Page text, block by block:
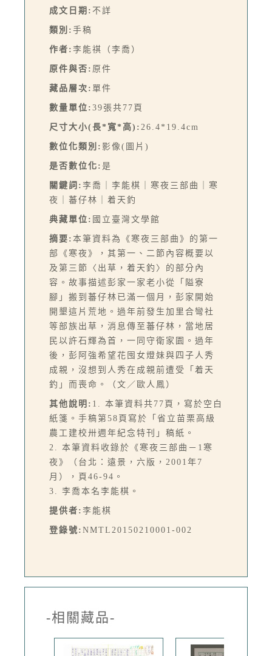
成文日期: 不詳
類別: 手稿
作者: 李能祺（李喬）
原件與否: 原件
藏品層次: 單件
數量單位: 39張共77頁
尺寸大小(長*寬*高): 26.4*19.4cm
數位化類別: 影像(圖片)
是否數位化: 是
關鍵詞: 李喬｜李能棋｜寒夜三部曲｜寒
夜｜蕃仔林｜着天釣
典藏單位: 國立臺灣文學館
摘要: 本筆資料為《寒夜三部曲》的第一
部《寒夜》，其第一、二節內容概要以
及第三節〈出草，着天釣〉的部分內
容。故事描述彭家一家老小從「隘寮
腳」搬到蕃仔林已滿一個月，彭家開始
開墾這片荒地。過年前發生加里合彎社
等部族出草，消息傳至蕃仔林，當地居
民以許石輝為首，一同守衛家園。過年
後，彭阿強希望花囤女燈妹與四子人秀
成親，沒想到人秀在成親前遭受「着天
釣」而喪命。（文／歐人鳳）
其他說明: 1. 本筆資料共77頁，寫於空白
紙箋。手稿第58頁寫於「省立苗栗高級
農工建校卅週年紀念特刊」稿紙。
2. 本筆資料收錄於《寒夜三部曲－1寒
夜》（台北：遠景，六版，2001年7
月），頁46-94。
3. 李喬本名李能棋。
提供者: 李能棋
登錄號: NMTL20150210001-002
-相關藏品-